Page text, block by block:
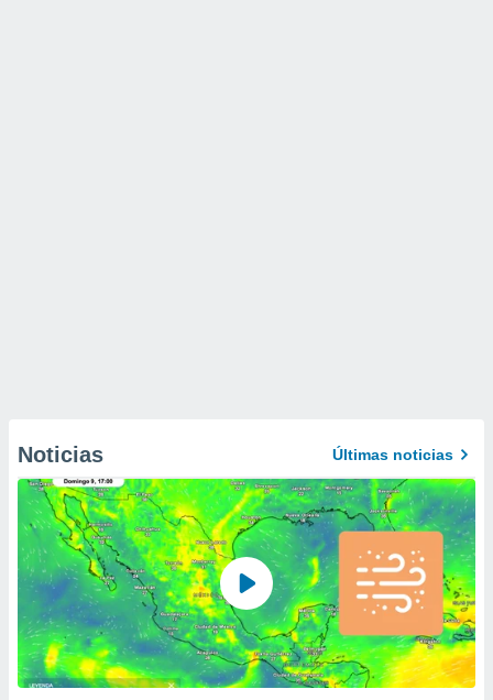
Noticias Últimas noticias